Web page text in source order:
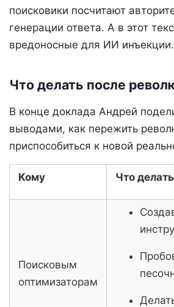
поисковики посчитают
генерации ответа. А в этот
вредоносные для ИИ инъекции.
Что делать после
В конце доклада Андрей
выводами, как пережить
приспособиться к новой
Кому Что делать
Поисковым
оптимизаторам